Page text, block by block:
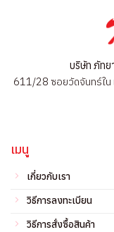
บริษัท ภัท
611/28 ซอยวัดจันทร์ใน
เมนู
เกี่ยวกับเรา
วิธีการลงทะเบียน
วิธีการสั่งซื้อสินค้า